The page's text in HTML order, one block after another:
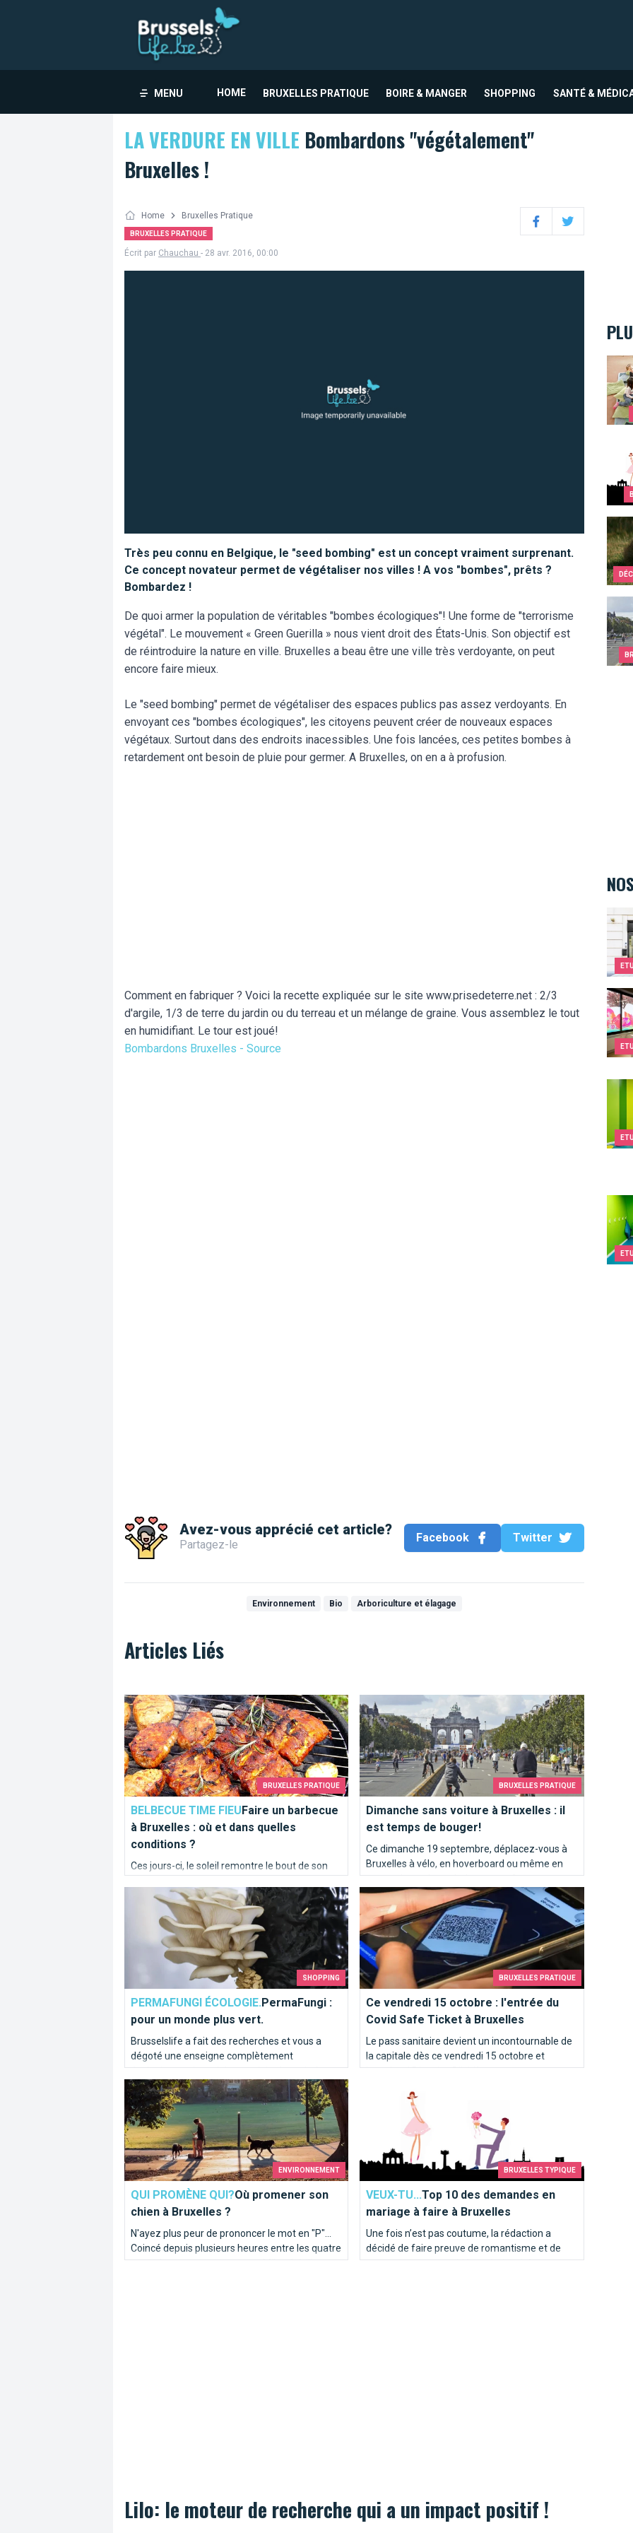
MENU HOME BRUXELLES PRATIQUE BOIRE & MANGER SHOPPING SANTÉ &
LA VERDURE EN VILLE Bombardons "végétalement"
Bruxelles !
Home Bruxelles Pratique
BRUXELLES PRATIQUE FacebookTwitter
Écrit par Chauchau - 28 avr. 2016, 00:00
Très peu connu en Belgique, le "seed bombing" est un concept vraiment surprenant.
Ce concept novateur permet de végétaliser nos villes ! A vos "bombes", prêts ?
Bombardez !
De quoi armer la population de véritables "bombes écologiques"! Une forme de "terrorisme
végétal". Le mouvement « Green Guerilla » nous vient droit des États-Unis. Son objectif est
de réintroduire la nature en ville. Bruxelles a beau être une ville très verdoyante, on peut
encore faire mieux.
Le "seed bombing" permet de végétaliser des espaces publics pas assez verdoyants. En
envoyant ces "bombes écologiques", les citoyens peuvent créer de nouveaux espaces
végétaux. Surtout dans des endroits inacessibles. Une fois lancées, ces petites bombes à
retardement ont besoin de pluie pour germer. A Bruxelles, on en a à profusion.
Comment en fabriquer ? Voici la recette expliquée sur le site www.prisedeterre.net : 2/3
d'argile, 1/3 de terre du jardin ou du terreau et un mélange de graine. Vous assemblez le tout
en humidifiant. Le tour est joué!
Bombardons Bruxelles - Source
Avez-vous apprécié cet article?
Partagez-le
Facebook Twitter
Environnement Bio Arboriculture et élagage
Articles Liés
BRUXELLES PRATIQUE
BELBECUE TIME FIEUFaire un barbecue
à Bruxelles : où et dans quelles
conditions ?
Ces jours-ci, le soleil remontre le bout de son
presque même envie d'un peu de fraîcheur en
intérieur... Mais que nenni, c'est le barbecue
entre amis qui s'impose ! Voici les règles en
vigueur !
Faire un barbecue à Bruxelles : où et dans quelles conditions ?
BRUXELLES PRATIQUE
Dimanche sans voiture à Bruxelles : il
est temps de bouger!
Ce dimanche 19 septembre, déplacez-vous à
Bruxelles à vélo, en hoverboard ou même en
poney si vous le souhaitez et profitez
d'activités bruxelloises !
Dimanche sans voiture à Bruxelles : il est temps de
SHOPPING
PERMAFUNGI ÉCOLOGIE.PermaFungi :
pour un monde plus vert.
Brusselslife a fait des recherches et vous a
dégoté une enseigne complètement
écologique qui vend des produits à partir de
marc de café recyclé pour respecter la nature
au quotidien. La circularité et les champignons
sont leur dada !
PermaFungi : pour un monde plus vert.
BRUXELLES PRATIQUE
Ce vendredi 15 octobre : l'entrée du
Covid Safe Ticket à Bruxelles
Le pass sanitaire devient un incontournable de
la capitale dès ce vendredi 15 octobre et
jusqu'au 15 janvier. D'ici-là nous constaterons
que cette crise cesse !
Ce vendredi 15 octobre : l'entrée du Covid Safe Ticket à
ENVIRONNEMENT
QUI PROMÈNE QUI?Où promener son
chien à Bruxelles ?
N'ayez plus peur de prononcer le mot en "P"...
Coincé depuis plusieurs heures entre les quatre
murs de votre appartement... Milou frétille
Où promener son chien à Bruxelles ?
BRUXELLES TYPIQUE
VEUX-TU...Top 10 des demandes en
mariage à faire à Bruxelles
Une fois n’est pas coutume, la rédaction a
décidé de faire preuve de romantisme et de
vous soumettre ses idées très inspirées pour
Un
Lilo: le moteur de recherche qui a un impact positif !